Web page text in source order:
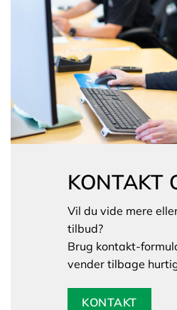
KONTAKT
Vil du vide mere
tilbud?
Brug kontakt-
vender tilbage
KONTAKT